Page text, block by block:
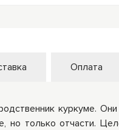
Оплата
куркуме. Они
но только отчасти.